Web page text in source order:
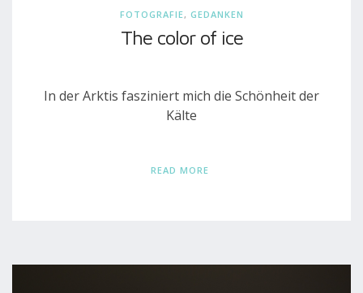
FOTOGRAFIE, GEDANKEN
The color of ice
In der Arktis fasziniert mich die Schönheit der
Kälte
READ MORE